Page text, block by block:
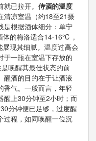
已拉开。 侍酒的温度
清凉室温（约18至21摄
是根据酒体细分：单宁
的梅洛适合14-16℃，
现其细腻。温度过高会
于一瓶在室温下存放的
唤醒其最佳状态的前
醒酒的目的在于让酒液
香气。一般而言，年轻
醒上30分钟至2小时；而
分钟便已足够，过度醒
过程，如同唤醒一位沉